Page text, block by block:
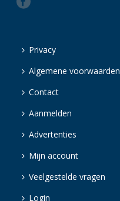
Privacy
Algemene voorwaarden
Contact
Aanmelden
Advertenties
Mijn account
Veelgestelde vragen
Login